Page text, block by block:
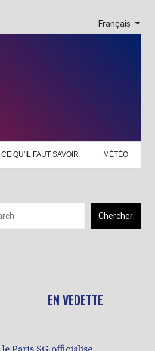
Français
CE QU'IL FAUT SAVOIR MÉTÉO
Chercher
EN VEDETTE